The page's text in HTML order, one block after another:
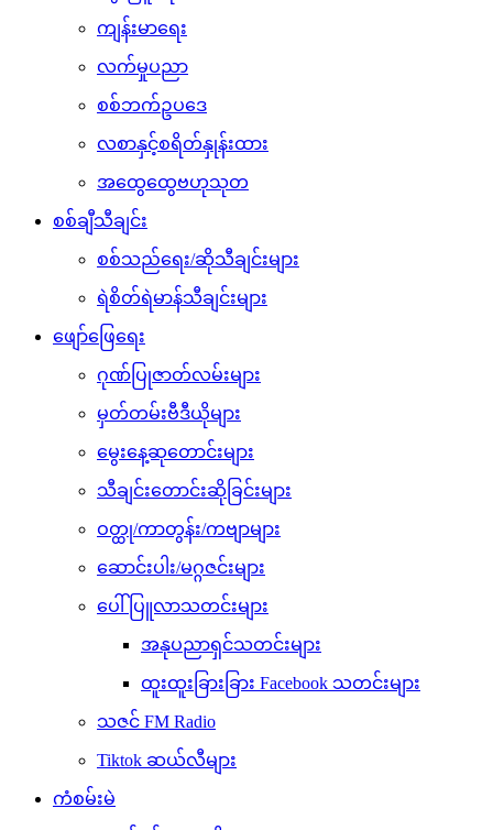
ကျန်းမာရေး
လက်မှုပညာ
စစ်ဘက်ဥပဒေ
လစာနှင့်စရိတ်နှုန်းထား
အထွေထွေဗဟုသုတ
စစ်ချီသီချင်း
စစ်သည်ရေး/ဆိုသီချင်းများ
ရဲစိတ်ရဲမာန်သီချင်းများ
ဖျော်ဖြေရေး
ဂုဏ်ပြုဇာတ်လမ်းများ
မှတ်တမ်းဗီဒီယိုများ
မွေးနေ့ဆုတောင်းများ
သီချင်းတောင်းဆိုခြင်းများ
ဝတ္ထု/ကာတွန်း/ကဗျာများ
ဆောင်းပါး/မဂ္ဂဇင်းများ
ပေါ်ပြူလာသတင်းများ
အနုပညာရှင်သတင်းများ
ထူးထူးခြားခြား Facebook သတင်းများ
သဇင် FM Radio
Tiktok ဆယ်လီများ
ကံစမ်းမဲ